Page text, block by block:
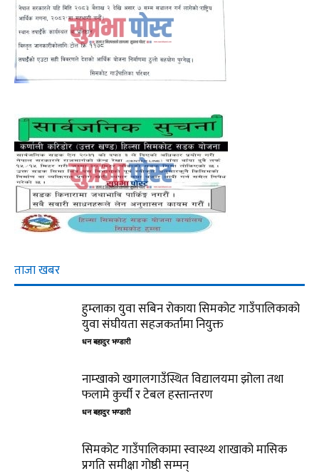
ताजा खबर
हुम्लाका युवा सबिन रोकाया सिमकोट गाउँपालिकाको
युवा संघीयता सहजकर्तामा नियुक्त
धन बहादुर भण्डारी
नाम्खाको खगालगाउँस्थित विद्यालयमा झोला तथा
फलामे कुर्ची र टेबल हस्तान्तरण
धन बहादुर भण्डारी
सिमकोट गाउँपालिकामा स्वास्थ्य शाखाको मासिक
प्रगति समीक्षा गोष्ठी सम्पन्